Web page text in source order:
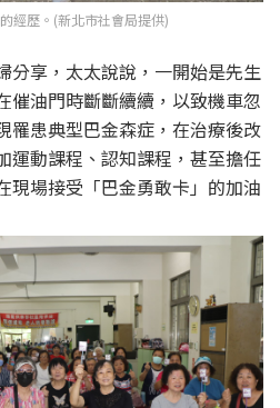
經歷。(新北市社會局提供)
分享，太太說說，一開始是先生
催油門時斷斷續續，以致機車忽
罹患典型巴金森症，在治療後改
運動課程、認知課程，甚至擔任
現場接受「巴金勇敢卡」的加油